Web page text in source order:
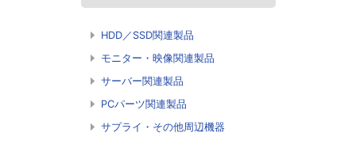
HDD／SSD関連製品
モニター・映像関連製品
サーバー関連製品
PCパーツ関連製品
サプライ・その他周辺機器